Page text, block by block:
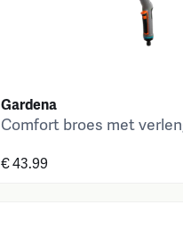
Gardena
Comfort broes met
€ 43.99